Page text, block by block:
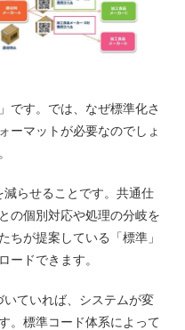
です。では、なぜ標準化さ
ーマットが必要なのでしょ
らせることです。共通仕
の個別対応や処理の分岐を
ちが提案している「標準」
ードできます。
ていれば、システムが変
。標準コード体系によって